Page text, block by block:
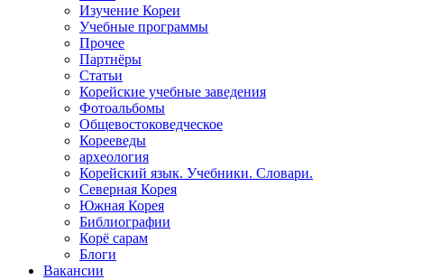
Изучение Кореи
Учебные программы
Прочее
Партнёры
Статьи
Корейские учебные заведения
Фотоальбомы
Общевостоковедческое
Корееведы
археология
Корейский язык. Учебники. Словари.
Северная Корея
Южная Корея
Библиографии
Корё сарам
Блоги
Вакансии